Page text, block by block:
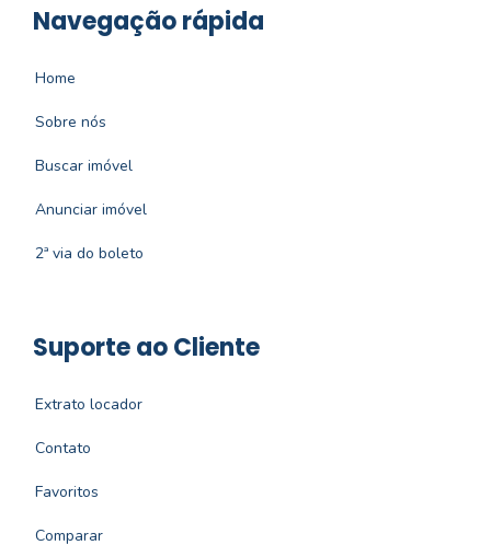
Navegação rápida
Home
Sobre nós
Buscar imóvel
Anunciar imóvel
2ª via do boleto
Suporte ao Cliente
Extrato locador
Contato
Favoritos
Comparar